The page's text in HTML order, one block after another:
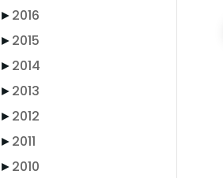
►2016
►2015
►2014
►2013
►2012
►2011
►2010